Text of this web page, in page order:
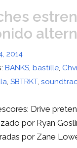
2014
BANKS,bastille,
,SBTRKT,
Drive
por Ryan
por Zane